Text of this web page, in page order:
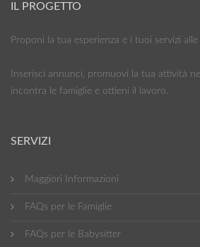
IL PROGETTO
Proponi la tua esperienza e i tuoi servizi
Inserisci annunci, promuovi la tua attività
incontra le famiglie e ottieni il lavoro.
SERVIZI
Maggiori Informazioni
FAQs per le Famiglie
FAQs per le Babysitter